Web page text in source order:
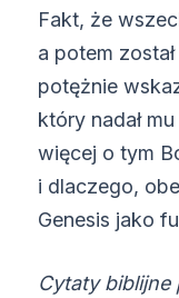
Fakt, że
a potem
potężnie
który nadał
więcej o tym
i dlaczego,
Genesis jako
Cytaty biblijne